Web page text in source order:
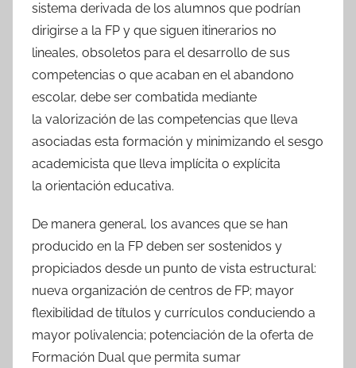
sistema derivada de los alumnos que podrían
dirigirse a la FP y que siguen itinerarios no
lineales, obsoletos para el desarrollo de sus
competencias o que acaban en el abandono
escolar, debe ser combatida mediante
la valorización de las competencias que lleva
asociadas esta formación y minimizando el sesgo
academicista que lleva implícita o explícita
la orientación educativa.
De manera general, los avances que se han
producido en la FP deben ser sostenidos y
propiciados desde un punto de vista estructural:
nueva organización de centros de FP; mayor
flexibilidad de títulos y currículos conduciendo a
mayor polivalencia; potenciación de la oferta de
Formación Dual que permita sumar